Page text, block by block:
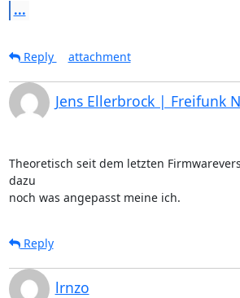
...
Reply
attachment
Jens Ellerbrock | Freifunk
Theoretisch seit dem letzten
dazu
noch was angepasst meine ich.
Reply
lrnzo